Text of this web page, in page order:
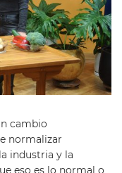
cambio
normalizar
industria y la
eso es lo normal o